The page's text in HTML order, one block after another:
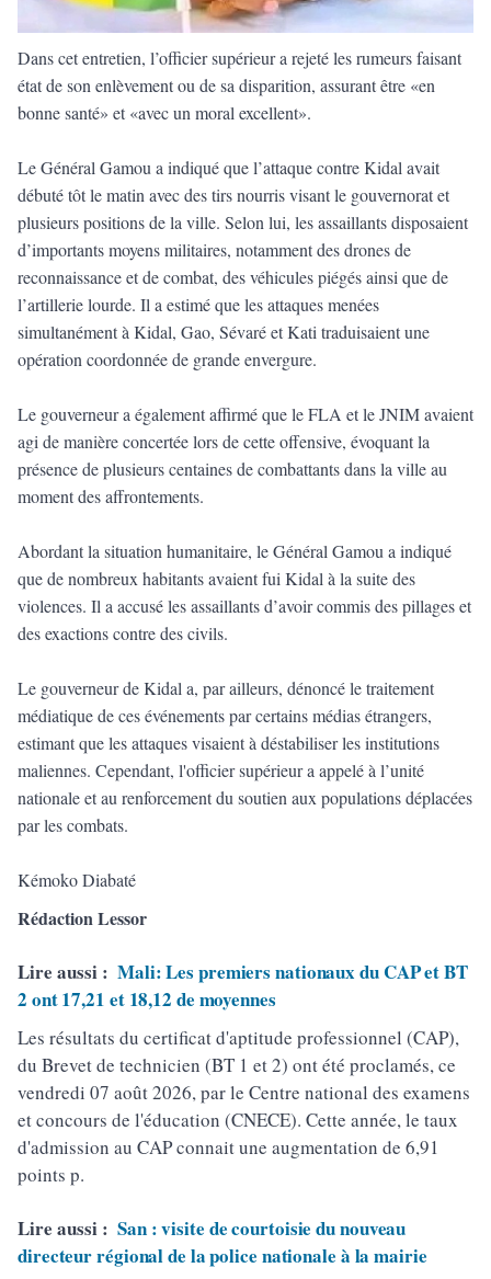
Dans cet entretien, l’officier supérieur a rejeté les rumeurs faisant
état de son enlèvement ou de sa disparition, assurant être «en
bonne santé» et «avec un moral excellent».
Le Général Gamou a indiqué que l’attaque contre Kidal avait
débuté tôt le matin avec des tirs nourris visant le gouvernorat et
plusieurs positions de la ville. Selon lui, les assaillants disposaient
d’importants moyens militaires, notamment des drones de
reconnaissance et de combat, des véhicules piégés ainsi que de
l’artillerie lourde. Il a estimé que les attaques menées
simultanément à Kidal, Gao, Sévaré et Kati traduisaient une
opération coordonnée de grande envergure.
Le gouverneur a également affirmé que le FLA et le JNIM avaient
agi de manière concertée lors de cette offensive, évoquant la
présence de plusieurs centaines de combattants dans la ville au
moment des affrontements.
Abordant la situation humanitaire, le Général Gamou a indiqué
que de nombreux habitants avaient fui Kidal à la suite des
violences. Il a accusé les assaillants d’avoir commis des pillages et
des exactions contre des civils.
Le gouverneur de Kidal a, par ailleurs, dénoncé le traitement
médiatique de ces événements par certains médias étrangers,
estimant que les attaques visaient à déstabiliser les institutions
maliennes. Cependant, l'officier supérieur a appelé à l’unité
nationale et au renforcement du soutien aux populations déplacées
par les combats.
Kémoko Diabaté
Rédaction Lessor
Lire aussi : Mali: Les premiers nationaux du CAP et BT
2 ont 17,21 et 18,12 de moyennes
Les résultats du certificat d'aptitude professionnel (CAP),
du Brevet de technicien (BT 1 et 2) ont été proclamés, ce
vendredi 07 août 2026, par le Centre national des examens
et concours de l'éducation (CNECE). Cette année, le taux
d'admission au CAP connait une augmentation de 6,91
points p.
Lire aussi : San : visite de courtoisie du nouveau
directeur régional de la police nationale à la mairie